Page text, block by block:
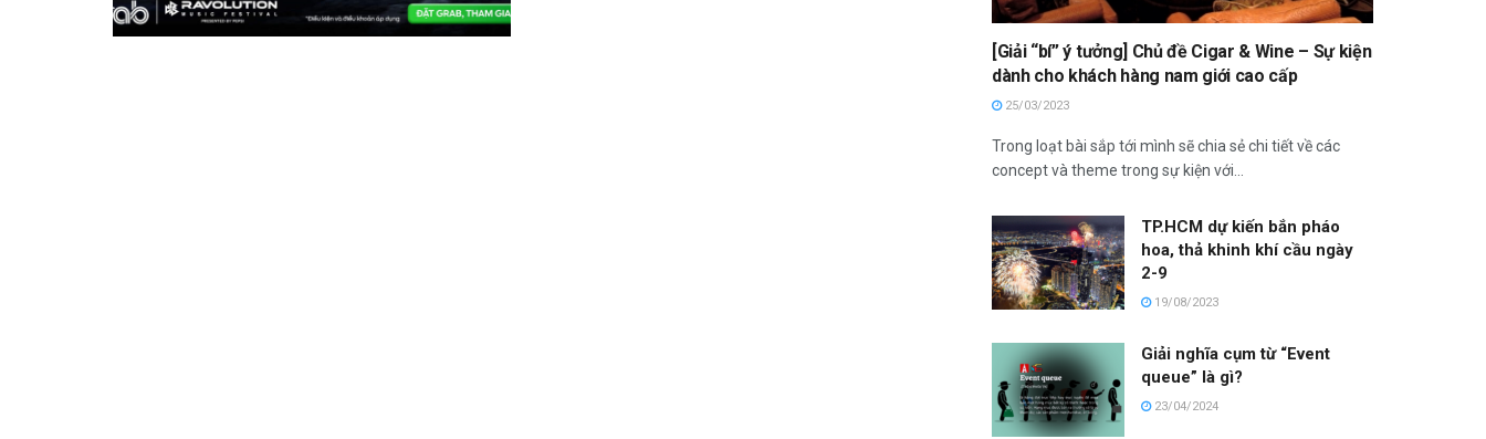
[Giải “bí” ý tưởng] Chủ đề Cigar & Wine – Sự kiện
dành cho khách hàng nam giới cao cấp
25/03/2023
Trong loạt bài sắp tới mình sẽ chia sẻ chi tiết về các
concept và theme trong sự kiện với...
TP.HCM dự kiến bắn pháo
hoa, thả khinh khí cầu ngày
2-9
19/08/2023
Giải nghĩa cụm từ “Event
queue” là gì?
23/04/2024